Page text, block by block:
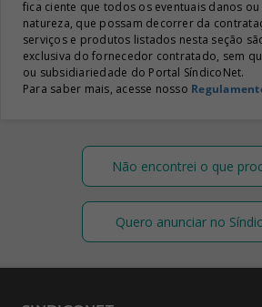
fica ciente que todos os eventuais danos
natureza, que possam decorrer da
serviços e produtos listados nesta seção
exclusiva do fornecedor contratado, sem
ou subsidiariedade do Portal SíndicoNet.
Para saber mais, acesse nosso
Não encontrei o que
Quero anunciar no